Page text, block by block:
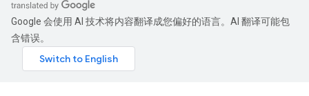
Google 会使用 AI 技术将内容翻译成您偏好的语言。AI 翻译可能包
含错误。